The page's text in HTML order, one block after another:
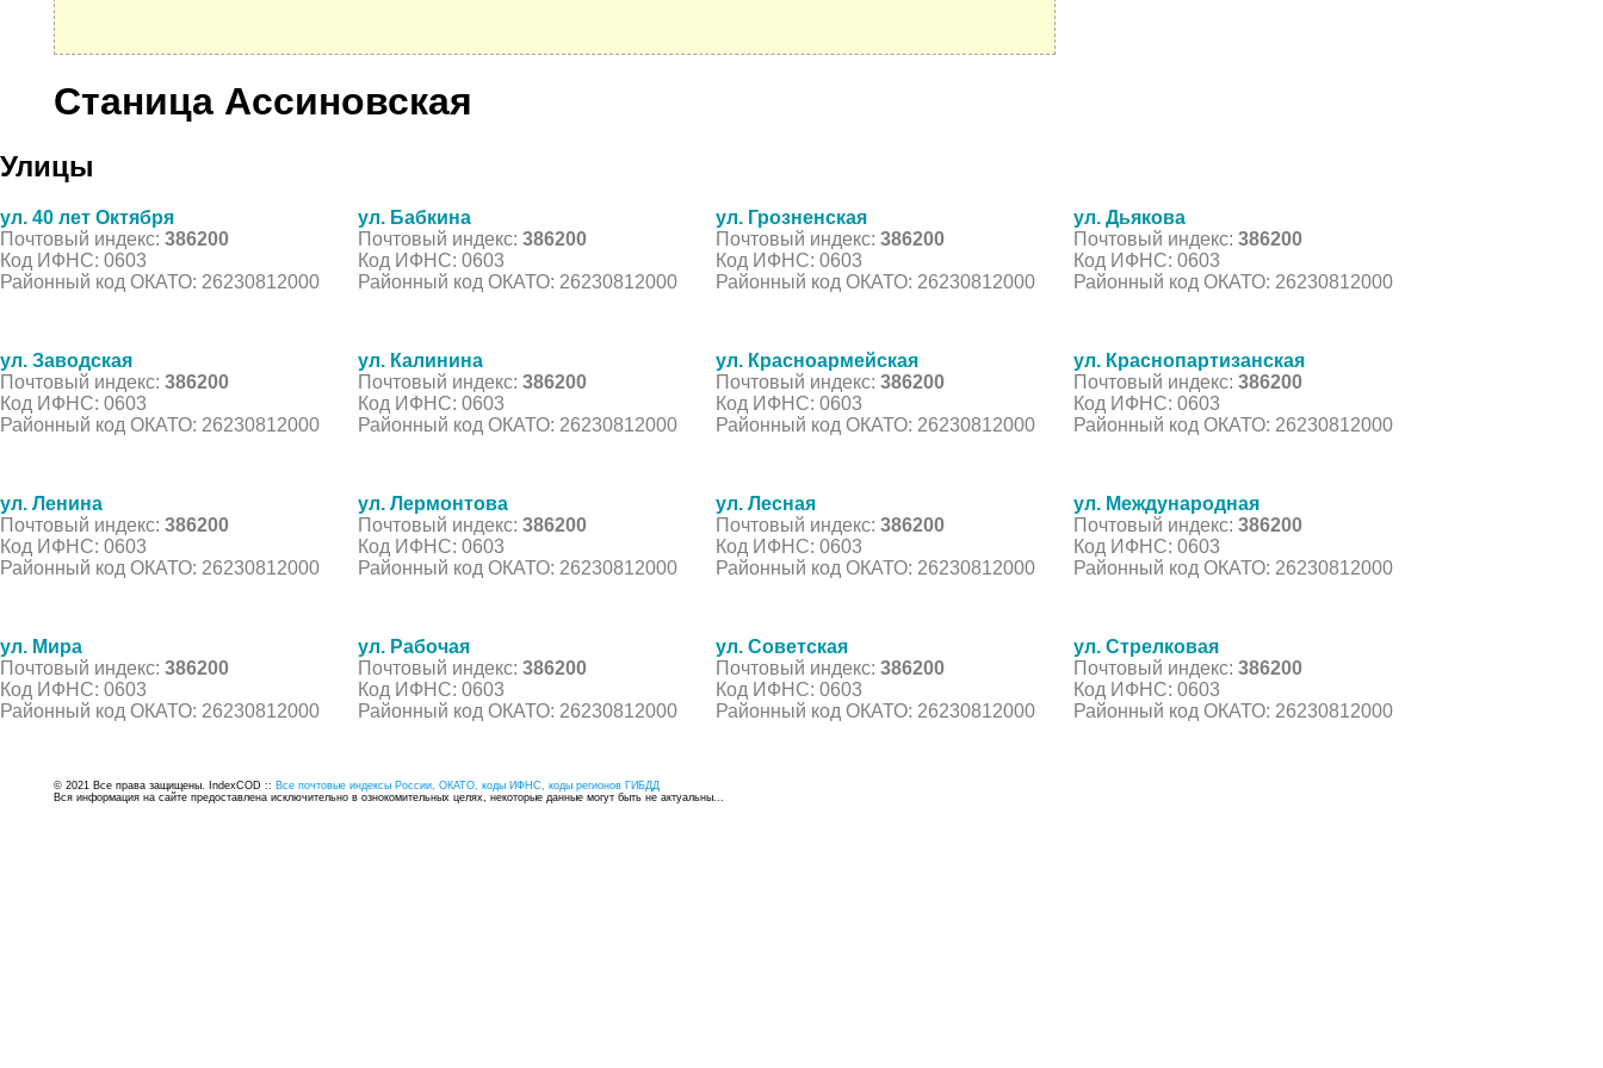
Станица Ассиновская
Улицы
ул. 40 лет Октября
Почтовый индекс: 386200
Код ИФНС: 0603
Районный код ОКАТО: 26230812000
ул. Бабкина
Почтовый индекс: 386200
Код ИФНС: 0603
Районный код ОКАТО: 26230812000
ул. Грозненская
Почтовый индекс: 386200
Код ИФНС: 0603
Районный код ОКАТО: 26230812000
ул. Дьякова
Почтовый индекс: 386200
Код ИФНС: 0603
Районный код ОКАТО: 26230812000
ул. Заводская
Почтовый индекс: 386200
Код ИФНС: 0603
Районный код ОКАТО: 26230812000
ул. Калинина
Почтовый индекс: 386200
Код ИФНС: 0603
Районный код ОКАТО: 26230812000
ул. Красноармейская
Почтовый индекс: 386200
Код ИФНС: 0603
Районный код ОКАТО: 26230812000
ул. Краснопартизанская
Почтовый индекс: 386200
Код ИФНС: 0603
Районный код ОКАТО: 26230812000
ул. Ленина
Почтовый индекс: 386200
Код ИФНС: 0603
Районный код ОКАТО: 26230812000
ул. Лермонтова
Почтовый индекс: 386200
Код ИФНС: 0603
Районный код ОКАТО: 26230812000
ул. Лесная
Почтовый индекс: 386200
Код ИФНС: 0603
Районный код ОКАТО: 26230812000
ул. Международная
Почтовый индекс: 386200
Код ИФНС: 0603
Районный код ОКАТО: 26230812000
ул. Мира
Почтовый индекс: 386200
Код ИФНС: 0603
Районный код ОКАТО: 26230812000
ул. Рабочая
Почтовый индекс: 386200
Код ИФНС: 0603
Районный код ОКАТО: 26230812000
ул. Советская
Почтовый индекс: 386200
Код ИФНС: 0603
Районный код ОКАТО: 26230812000
ул. Стрелковая
Почтовый индекс: 386200
Код ИФНС: 0603
Районный код ОКАТО: 26230812000
© 2021 Все права защищены. IndexCOD :: Все почтовые индексы России, ОКАТО, коды ИФНС, коды регионов ГИБДД
Вся информация на сайте предоставлена исключительно в ознокомительных целях, некоторые данные могут быть не актуальны...